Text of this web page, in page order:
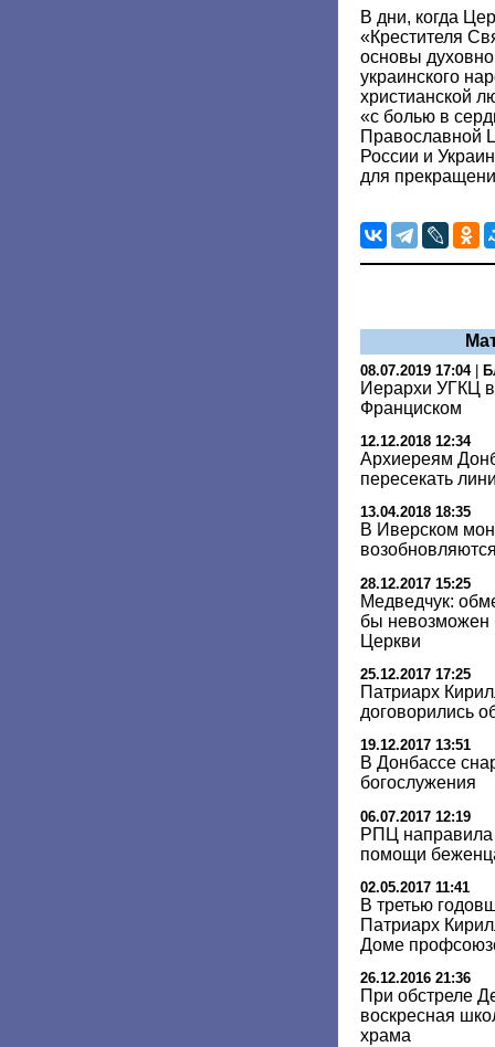
В дни, когда
«Крестителя
основы
украинского
христианской
«с болью в
Православной
России и
для
08.07.2019 17:04|
Иерархи УГКЦ
Франциском
12.12.2018 12:34
Архиереям
пересекать
13.04.2018 18:35
В Иверском
28.12.2017 15:25
Медведчук:
бы невозможен
Церкви
25.12.2017 17:25
Патриарх
договорились
19.12.2017 13:51
В Донбассе
богослужения
06.07.2017 12:19
РПЦ направила
помощи
02.05.2017 11:41
В третью
Патриарх
Доме
26.12.2016 21:36
При обстреле
воскресная
храма